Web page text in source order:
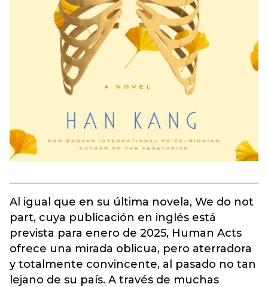
Al igual que en su última novela, We do not
part, cuya publicación en inglés está
prevista para enero de 2025, Human Acts
ofrece una mirada oblicua, pero aterradora
y totalmente convincente, al pasado no tan
lejano de su país. A través de muchas